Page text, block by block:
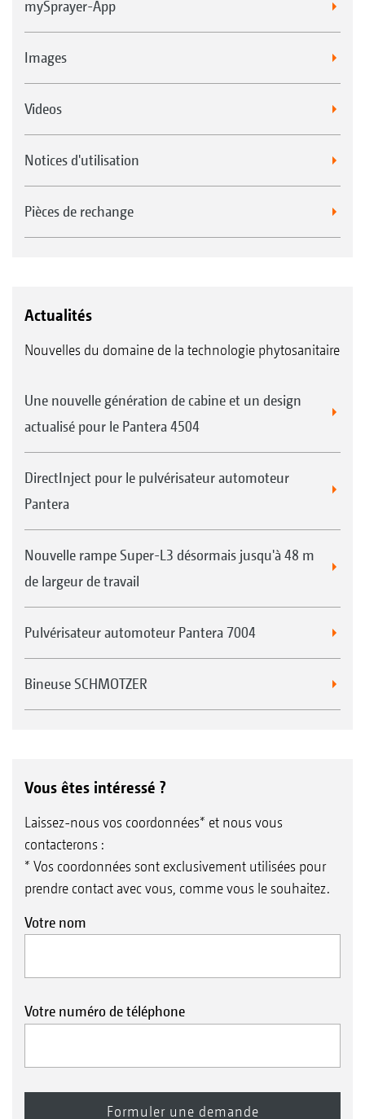
mySprayer-App
Images
Videos
Notices d'utilisation
Pièces de rechange
Actualités
Nouvelles du domaine de la technologie phytosanitaire
Une nouvelle génération de cabine et un design
actualisé pour le Pantera 4504
DirectInject pour le pulvérisateur automoteur
Pantera
Nouvelle rampe Super-L3 désormais jusqu'à 48 m
de largeur de travail
Pulvérisateur automoteur Pantera 7004
Bineuse SCHMOTZER
Vous êtes intéressé ?
Laissez-nous vos coordonnées* et nous vous
contacterons :
* Vos coordonnées sont exclusivement utilisées pour
prendre contact avec vous, comme vous le souhaitez.
Votre nom
Votre numéro de téléphone